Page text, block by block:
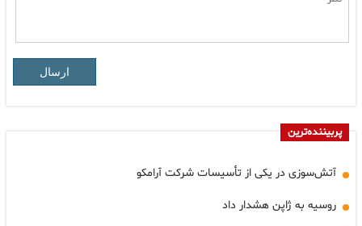
ارسال
پربیننده‌ترین
آتش‌سوزی در یکی از تأسیسات شرکت آرامکو
روسیه به ژاپن هشدار داد